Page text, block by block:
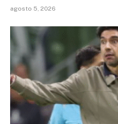
agosto 5, 2026